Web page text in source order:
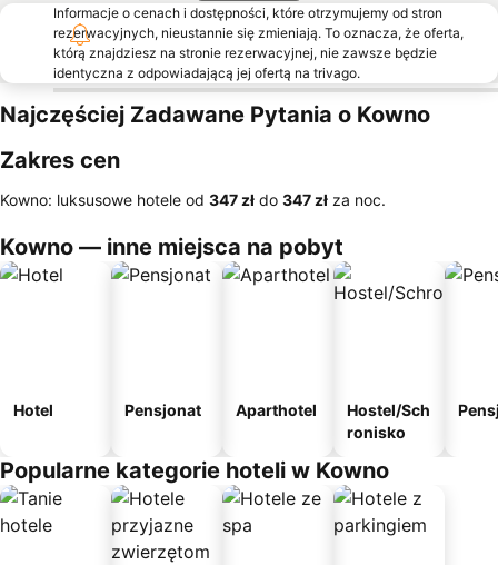
Informacje o cenach i dostępności, które otrzymujemy od stron
rezerwacyjnych, nieustannie się zmieniają. To oznacza, że oferta,
którą znajdziesz na stronie rezerwacyjnej, nie zawsze będzie
identyczna z odpowiadającą jej ofertą na trivago.
Najczęściej Zadawane Pytania o Kowno
Zakres cen
Kowno: luksusowe hotele od ‎347 zł do ‎347 zł za noc.
Kowno — inne miejsca na pobyt
Hotel Pensjonat Aparthotel
Hostel/Sch
ronisko
Popularne kategorie hoteli w Kowno